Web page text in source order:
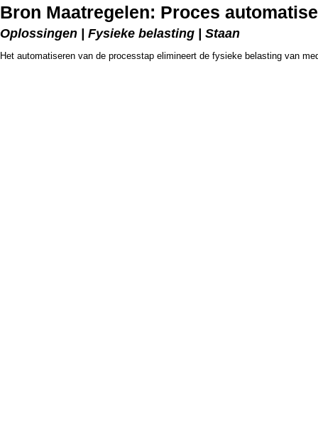
Bron Maatregelen: Proces
Oplossingen | Fysieke belasting | Staan
Het automatiseren van de processtap elimineert de fysieke belasting van